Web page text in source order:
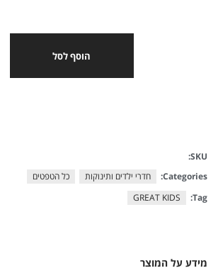
הוסף לסל
מידע על המוצר
SKU:
Categories:
חדרי ילדים ותינוקות
כל הטפטים
Tag:
GREAT KIDS